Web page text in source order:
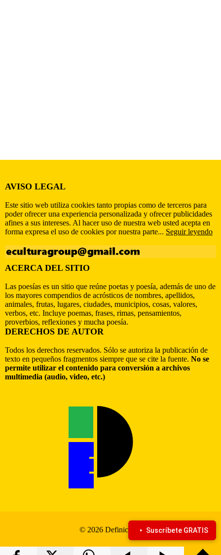
AVISO LEGAL
Este sitio web utiliza cookies tanto propias como de terceros para
poder ofrecer una experiencia personalizada y ofrecer publicidades
afines a sus intereses. Al hacer uso de nuestra web usted acepta en
forma expresa el uso de cookies por nuestra parte... Seguir leyendo
ACERCA DEL SITIO
Las poesías es un sitio que reúne poetas y poesía, además de uno de
los mayores compendios de acrósticos de nombres, apellidos,
animales, frutas, lugares, ciudades, municipios, cosas, valores,
verbos, etc. Incluye poemas, frases, rimas, pensamientos,
proverbios, reflexiones y mucha poesía.
DERECHOS DE AUTOR
Todos los derechos reservados. Sólo se autoriza la publicación de
texto en pequeños fragmentos siempre que se cite la fuente. No se
permite utilizar el contenido para conversión a archivos
multimedia (audio, video, etc.)
© 2026 Definiciona Suscríbete GRATIS